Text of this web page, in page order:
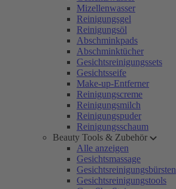
Mizellenwasser
Reinigungsgel
Reinigungsöl
Abschminkpads
Abschminktücher
Gesichtsreinigungssets
Gesichtsseife
Make-up-Entferner
Reinigungscreme
Reinigungsmilch
Reinigungspuder
Reinigungsschaum
Beauty Tools & Zubehör
Alle anzeigen
Gesichtsmassage
Gesichtsreinigungsbürsten
Gesichtsreinigungstools